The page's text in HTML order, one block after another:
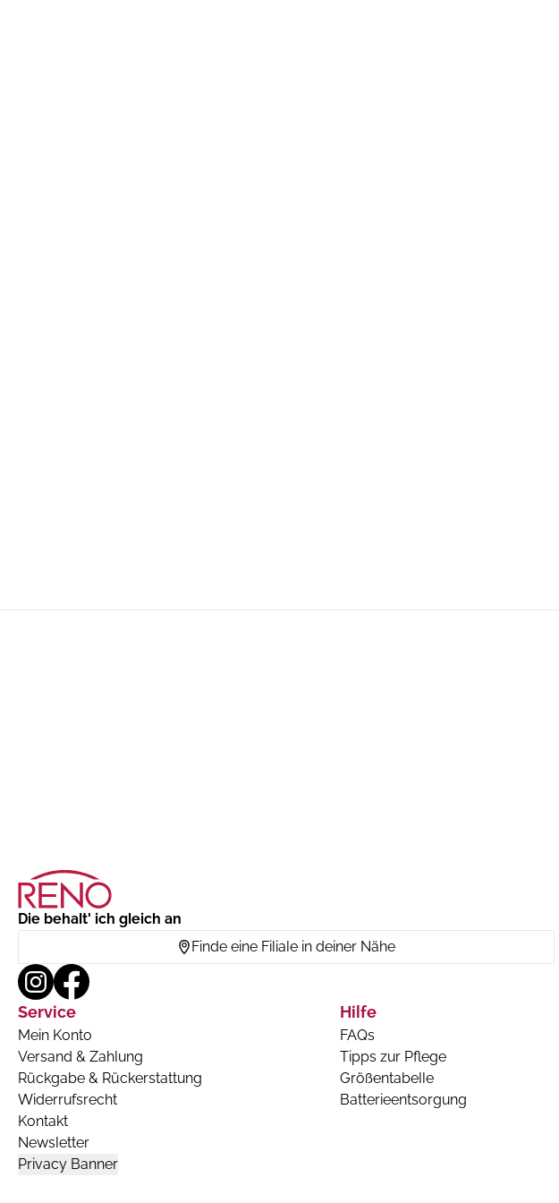
Die behalt' ich gleich an
Finde eine Filiale in deiner Nähe
Service
Mein Konto
Versand & Zahlung
Rückgabe & Rückerstattung
Widerrufsrecht
Kontakt
Newsletter
Privacy Banner
Hilfe
FAQs
Tipps zur Pflege
Größentabelle
Batterieentsorgung